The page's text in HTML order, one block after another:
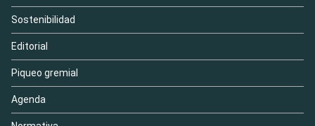
Sostenibilidad
Editorial
Piqueo gremial
Agenda